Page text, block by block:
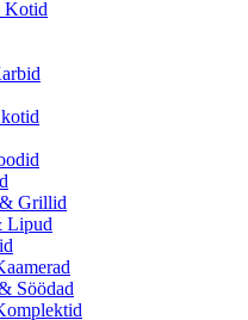
Kotid
Grillid
Lipud
Söödad